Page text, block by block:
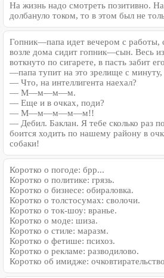
На жизнь надо смотреть позитивно.
долбануло током, то в этом был не
Гопник—папа идет вечером с работы,
возле дома сидит гопник—сын. Весь
воткнуто по сигарете, в пасть забит
—папа тупит на это зрелище с
— Что, на интеллигента наехал?
— М—м—м—м.
— Еще и в очках, поди?
— М—м—м—м—м!!
— Дебил. Баклан. Я тебе сколько раз
боится ходить по нашему району в
собаки!
Коротко о погоде: брр...
Коротко о политике: грязь.
Коротко о бизнесе: обираловка.
Коротко о толстосумах: сволочи.
Коротко о ток-шоу: вранье.
Коротко о моде: шиза.
Коротко о стиле: маразм.
Коротко о фетише: психоз.
Коротко о рекламе: разводилово.
Коротко об имидже: